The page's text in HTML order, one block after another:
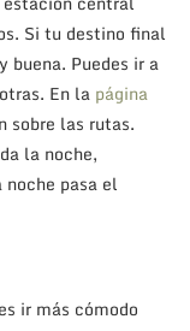
Si tu destino final
buena. Puedes ir a
En la página
sobre las rutas.
la noche,
pasa el
ir más cómodo